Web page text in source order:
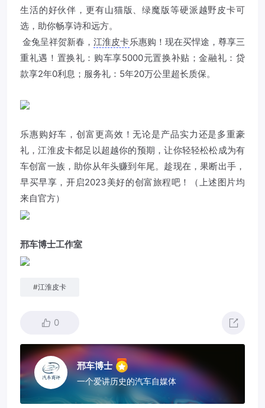
生活的好伙伴，更有山猫版、绿魔版等硬派越野皮卡可
选，助你畅享诗和远方。
​ 金兔呈祥贺新春，江淮皮卡乐惠购！现在买悍途，尊享三
重礼遇！置换礼：购车享5000元置换补贴；金融礼：贷
款享2年0利息；服务礼：5年20万公里超长质保。
乐惠购好车，创富更高效！无论是产品实力还是多重豪
礼，江淮皮卡都足以超越你的预期，让你轻轻松松成为有
车创富一族，助你从年头赚到年尾。趁现在，果断出手，
早买早享，开启2023美好的创富旅程吧！（上述图片均
来自官方）
邢车博士工作室
#江淮皮卡
0
邢车博士
一个爱讲历史的汽车自媒体